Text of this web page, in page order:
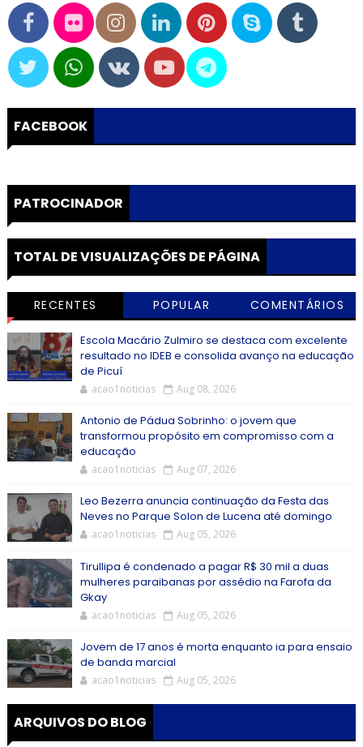
FACEBOOK
PATROCINADOR
TOTAL DE VISUALIZAÇÕES DE PÁGINA
RECENTES POPULAR COMENTÁRIOS
Escola Macário Zulmiro se destaca com excelente
resultado no IDEB e consolida avanço na educação
de Picuí
acao1noticias Aug 08, 2026
Antonio de Pádua Sobrinho: o jovem que
transformou propósito em compromisso com a
educação
acao1noticias Aug 07, 2026
Leo Bezerra anuncia continuação da Festa das
Neves no Parque Solon de Lucena até domingo
acao1noticias Aug 05, 2026
Tirullipa é condenado a pagar R$ 30 mil a duas
mulheres paraibanas por assédio na Farofa da
Gkay
acao1noticias Aug 05, 2026
Jovem de 17 anos é morta enquanto ia para ensaio
de banda marcial
acao1noticias Aug 05, 2026
ARQUIVOS DO BLOG